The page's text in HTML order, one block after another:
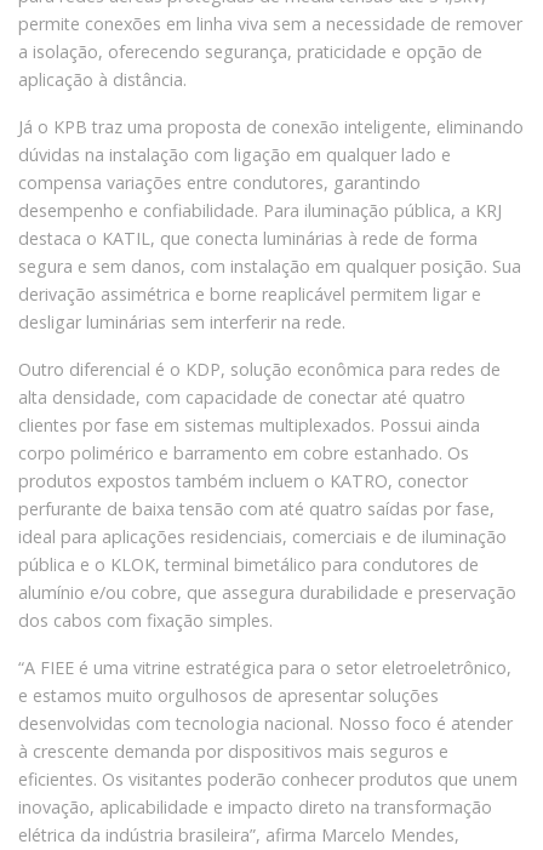
permite conexões em linha viva sem a necessidade de remover
a isolação, oferecendo segurança, praticidade e opção de
aplicação à distância.
Já o KPB traz uma proposta de conexão inteligente, eliminando
dúvidas na instalação com ligação em qualquer lado e
compensa variações entre condutores, garantindo
desempenho e confiabilidade. Para iluminação pública, a KRJ
destaca o KATIL, que conecta luminárias à rede de forma
segura e sem danos, com instalação em qualquer posição. Sua
derivação assimétrica e borne reaplicável permitem ligar e
desligar luminárias sem interferir na rede.
Outro diferencial é o KDP, solução econômica para redes de
alta densidade, com capacidade de conectar até quatro
clientes por fase em sistemas multiplexados. Possui ainda
corpo polimérico e barramento em cobre estanhado. Os
produtos expostos também incluem o KATRO, conector
perfurante de baixa tensão com até quatro saídas por fase,
ideal para aplicações residenciais, comerciais e de iluminação
pública e o KLOK, terminal bimetálico para condutores de
alumínio e/ou cobre, que assegura durabilidade e preservação
dos cabos com fixação simples.
“A FIEE é uma vitrine estratégica para o setor eletroeletrônico,
e estamos muito orgulhosos de apresentar soluções
desenvolvidas com tecnologia nacional. Nosso foco é atender
à crescente demanda por dispositivos mais seguros e
eficientes. Os visitantes poderão conhecer produtos que unem
inovação, aplicabilidade e impacto direto na transformação
elétrica da indústria brasileira”, afirma Marcelo Mendes,